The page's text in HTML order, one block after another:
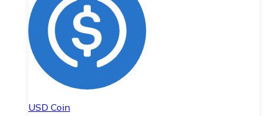
USD Coin